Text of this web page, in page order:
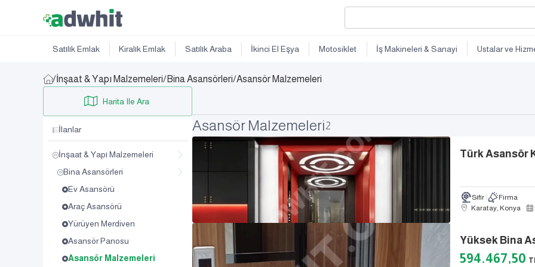
Satılık Emlak Kiralık Emlak Satılık Araba İkinci El Eşya Motosiklet İş Makineleri & Sanayi Ustalar ve
/İnşaat & Yapı Malzemeleri/Bina Asansörleri/Asansör Malzemeleri
Harita Ile Ara
İlanlar
İnşaat & Yapı Malzemeleri
Bina Asansörleri
Ev Asansörü
Araç Asansörü
Yürüyen Merdiven
Asansör Panosu
Asansör Malzemeleri
Asansör Malzemeleri2
Türk Asansör
Sıfır
Firma
Karatay, Konya
Yüksek Bina
594.467,50